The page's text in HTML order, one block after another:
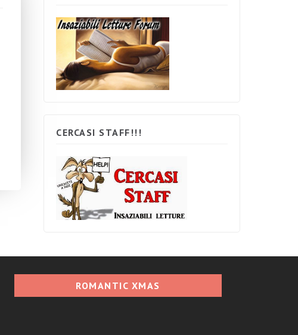
CERCASI STAFF!!!
ROMANTIC XMAS